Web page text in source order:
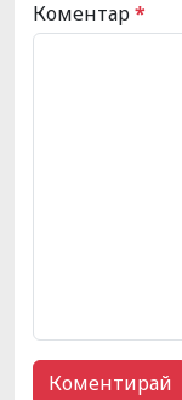
Коментар*